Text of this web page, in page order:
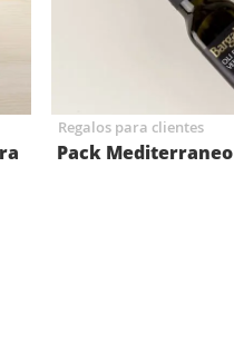
Regalos para clientes
Pack Mediterraneo